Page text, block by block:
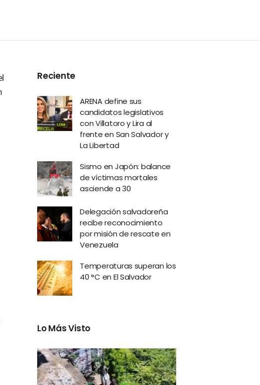
Reciente
ARENA define sus
candidatos legislativos
con Villatoro y Lira al
frente en San Salvador y
La Libertad
Sismo en Japón: balance
de víctimas mortales
asciende a 30
Delegación salvadoreña
recibe reconocimiento
por misión de rescate en
Venezuela
Temperaturas superan los
40 °C en El Salvador
Lo Más Visto